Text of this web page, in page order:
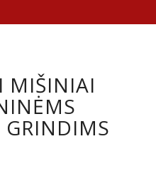
MIŠINIAI
GRINDIMS